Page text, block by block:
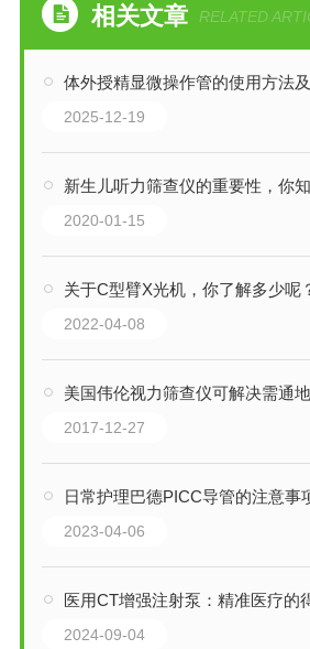
相关文章 RELATED
体外授精显微操作管的使用方法
2025-12-19
新生儿听力筛查仪的重要性，你
2020-01-15
关于C型臂X光机，你了解多少呢
2022-04-08
美国伟伦视力筛查仪可解决需通地
2017-12-27
日常护理巴德PICC导管的注意事
2023-04-06
医用CT增强注射泵：精准医疗的
2024-09-04